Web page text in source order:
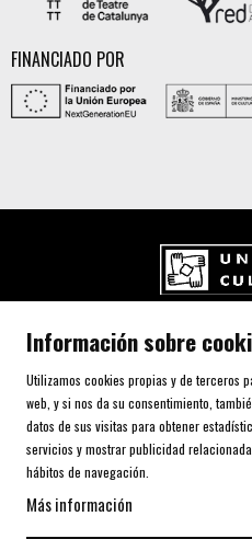
FINANCIADO POR
Carrer de l'Aurora, 80
Telf. 93
AVISO LEGAL Y
Información sobre
Utilizamos cookies propias y de terceros
web, y si nos da su consentimiento,
datos de sus visitas para obtener
servicios y mostrar publicidad
hábitos de navegación.
Más información